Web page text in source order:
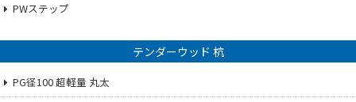
PWステップ
テンダーウッド 杭
PG径100 超軽量 丸太